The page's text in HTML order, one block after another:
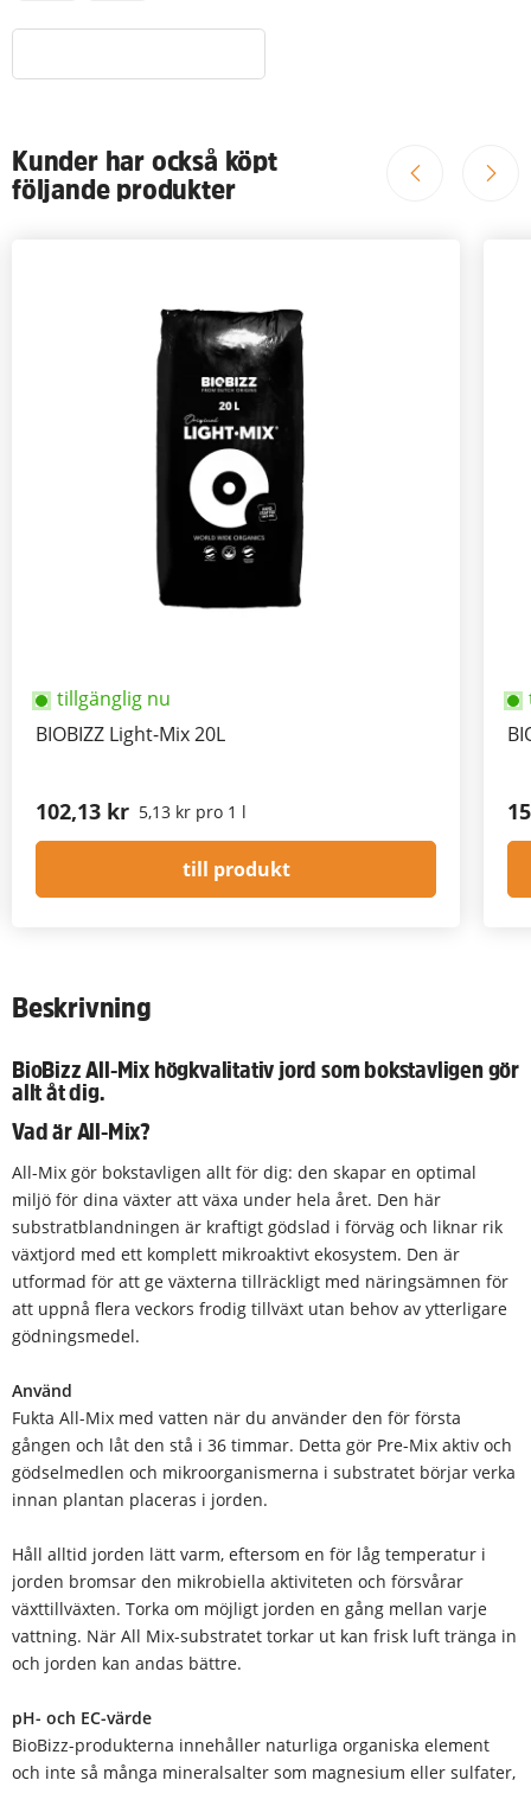
Kunder har också köpt
följande produkter
tillgänglig nu
BIOBIZZ Light-Mix 20L
102,13 kr 5,13 kr pro 1 l
till produkt
Beskrivning
BioBizz All-Mix högkvalitativ jord som bokstavligen gör
allt åt dig.
Vad är All-Mix?
All-Mix gör bokstavligen allt för dig: den skapar en optimal
miljö för dina växter att växa under hela året. Den här
substratblandningen är kraftigt gödslad i förväg och liknar rik
växtjord med ett komplett mikroaktivt ekosystem. Den är
utformad för att ge växterna tillräckligt med näringsämnen för
att uppnå flera veckors frodig tillväxt utan behov av ytterligare
gödningsmedel.
Använd
Fukta All-Mix med vatten när du använder den för första
gången och låt den stå i 36 timmar. Detta gör Pre-Mix aktiv och
gödselmedlen och mikroorganismerna i substratet börjar verka
innan plantan placeras i jorden.
Håll alltid jorden lätt varm, eftersom en för låg temperatur i
jorden bromsar den mikrobiella aktiviteten och försvårar
växttillväxten. Torka om möjligt jorden en gång mellan varje
vattning. När All Mix-substratet torkar ut kan frisk luft tränga in
och jorden kan andas bättre.
pH- och EC-värde
BioBizz-produkterna innehåller naturliga organiska element
och inte så många mineralsalter som magnesium eller sulfater,